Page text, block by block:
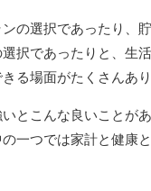
の選択であったり、
択であったりと、生
る場面がたくさんあり
とこんな良いことが
一つでは家計と健康